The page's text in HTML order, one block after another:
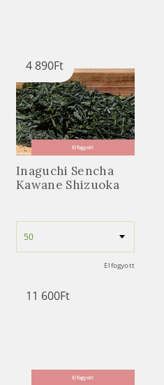
Elfogyott
Inaguchi Sencha
Kawane Shizuoka
4 890Ft
Elfogyott
Elfogyott
11 600Ft